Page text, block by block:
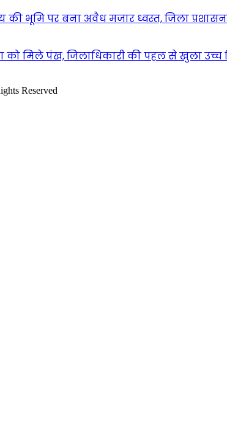
की भूमि पर बना अवैध मजार ध्वस्त, जिला
को मिले पंख, जिलाधिकारी की पहल से खुला उच्च
Reserved